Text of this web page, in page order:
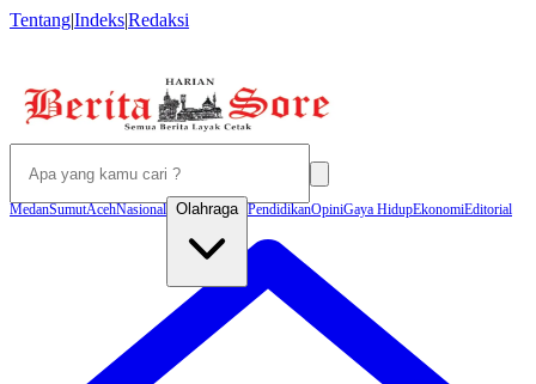
Tentang|Indeks|Redaksi
MedanSumutAcehNasional Olahraga PendidikanOpiniGaya HidupEkonomiEditorial